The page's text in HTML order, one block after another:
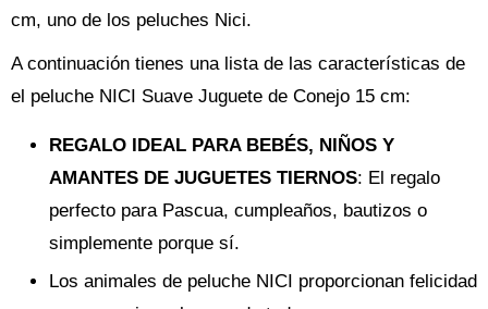
cm, uno de los peluches Nici.
A continuación tienes una lista de las características de
el peluche NICI Suave Juguete de Conejo 15 cm:
REGALO IDEAL PARA BEBÉS, NIÑOS Y
AMANTES DE JUGUETES TIERNOS: El regalo
perfecto para Pascua, cumpleaños, bautizos o
simplemente porque sí.
Los animales de peluche NICI proporcionan felicidad